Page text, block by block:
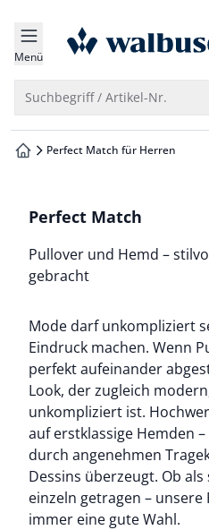
springen
springen
springen
springen
Menü zur
Suchbegriff / Artikel-Nr.
zur Startseite
Perfect Match für Herren
Perfect Match
Pullover und Hemd –
gebracht
Mode darf unkompliziert
Eindruck machen. Wenn
perfekt aufeinander
Look, der zugleich
unkompliziert ist.
auf erstklassige Hemden
durch angenehmen
Dessins überzeugt. Ob
einzeln getragen –
immer eine gute Wahl.